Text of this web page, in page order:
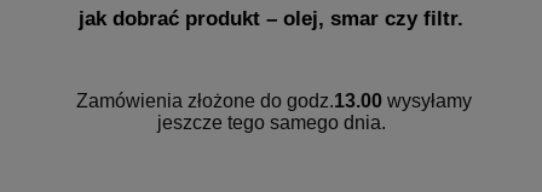
jak dobrać produkt – olej, smar czy filtr.
Zamówienia złożone do godz.13.00 wysyłamy
jeszcze tego samego dnia.